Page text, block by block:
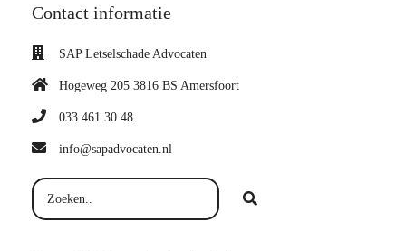
Contact informatie
SAP Letselschade Advocaten
Hogeweg 205 3816 BS Amersfoort
033 461 30 48
info@sapadvocaten.nl